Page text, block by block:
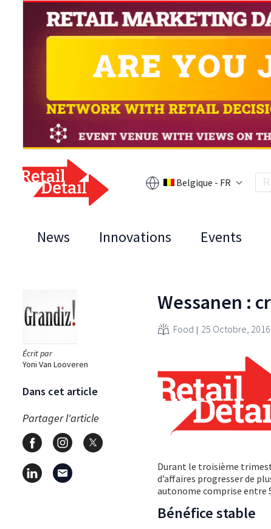
Belgique - FR
News Innovations Events
Écrit par
Yoni Van Looveren
Dans cet article
Partager l'article
Wessanen :
Food 25 Octobre, 2016
Durant le troisième
d’affaires progresser de
autonome comprise entre
Bénéfice stable